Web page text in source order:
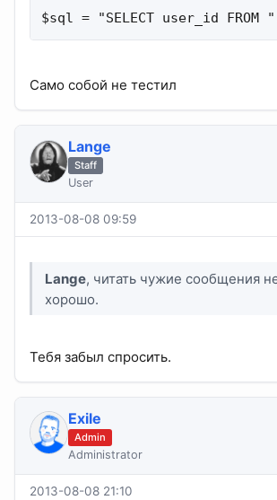
$sql = "SELECT user_id
Само собой не тестил
Lange
Staff
User
2013-08-08 09:59
Lange, читать чужие сообщения
хорошо.
Тебя забыл спросить.
Exile
Admin
Administrator
2013-08-08 21:10